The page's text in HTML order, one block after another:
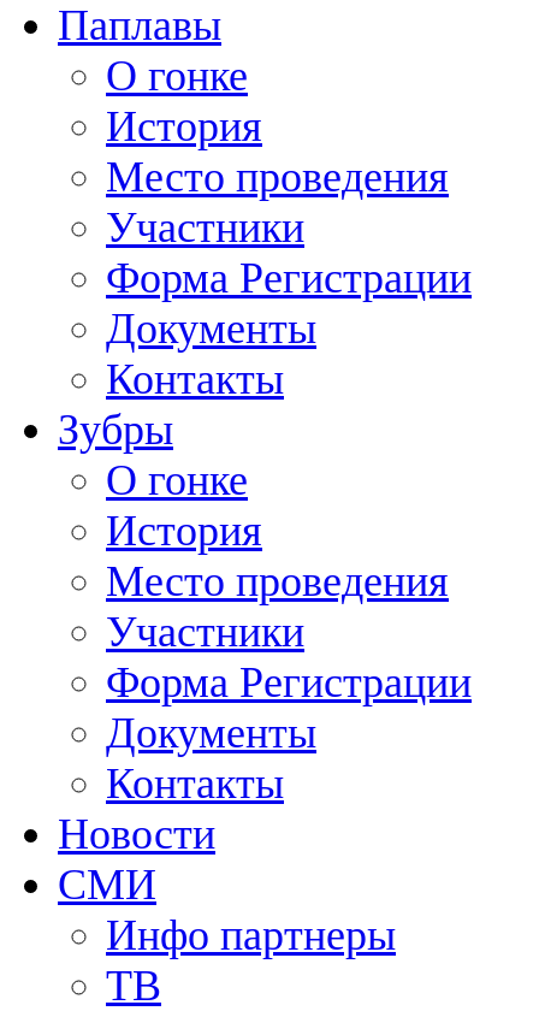
Паплавы
О гонке
История
Место проведения
Участники
Форма Регистрации
Документы
Контакты
Зубры
О гонке
История
Место проведения
Участники
Форма Регистрации
Документы
Контакты
Новости
СМИ
Инфо партнеры
ТВ